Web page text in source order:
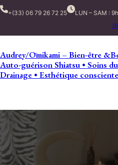
+(33) 06 79 26 72 25
LUN – SAM :
Audrey/Ōmikami – Bien-être
Auto-guérison Shiatsu • Soins
Drainage • Esthétique consciente